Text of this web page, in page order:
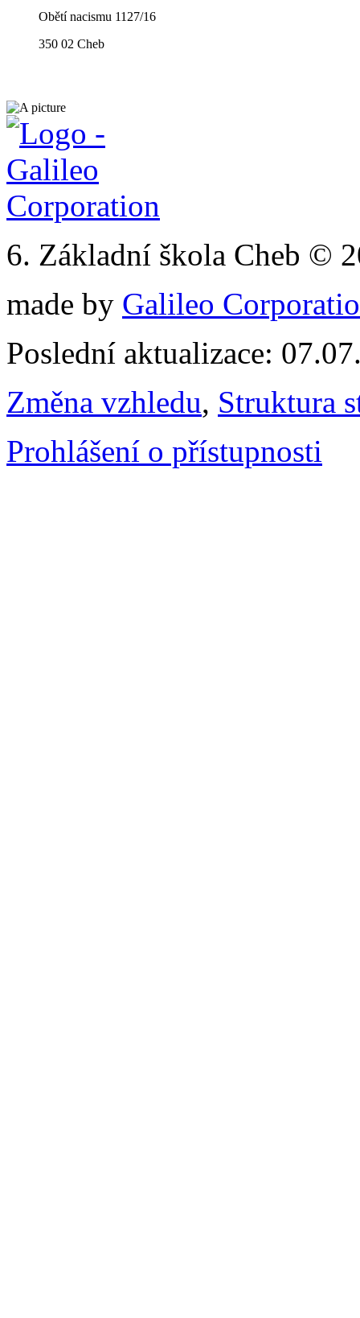
Obětí nacismu 1127/16
350 02 Cheb
6. Základní škola Cheb ©
made by Galileo
Poslední aktualizace:
Změna vzhledu, Struktura
Prohlášení o přístupnosti